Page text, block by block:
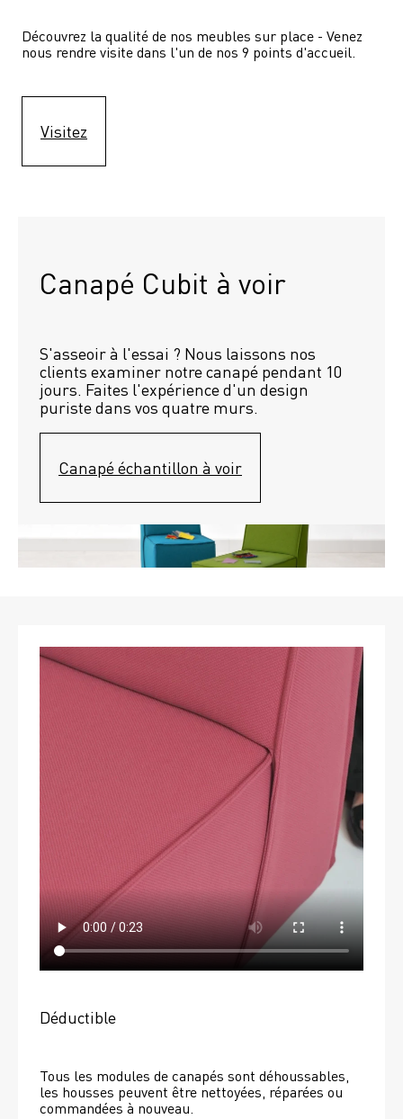
Découvrez la qualité de nos meubles sur place - Venez
nous rendre visite dans l'un de nos 9 points d'accueil.
Visitez
Canapé Cubit à voir
S'asseoir à l'essai ? Nous laissons nos
clients examiner notre canapé pendant 10
jours. Faites l'expérience d'un design
puriste dans vos quatre murs.
Canapé échantillon à voir
Déductible
Tous les modules de canapés sont déhoussables,
les housses peuvent être nettoyées, réparées ou
commandées à nouveau.